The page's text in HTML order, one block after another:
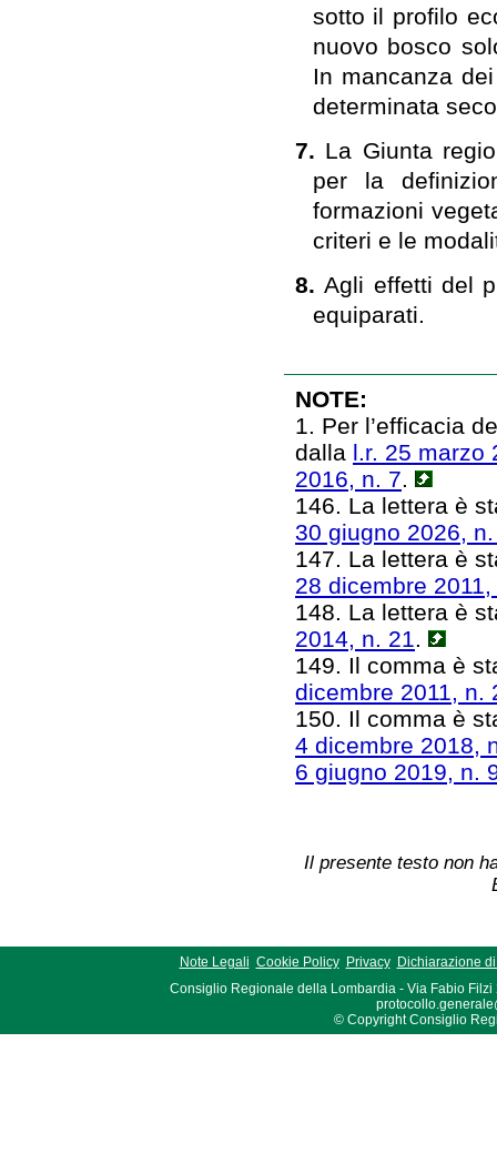
sotto il profilo
nuovo bosco
In mancanza
determinata
7. La Giunta
per la
formazioni
criteri e le
8.Agli effetti del
equiparati.
NOTE:
1. Per l’efficacia
dalla l.r. 25 marzo
2016, n. 7.
146. La lettera è
30 giugno 2026,
147. La lettera è
28 dicembre
148. La lettera è
2014, n. 21.
149. Il comma è
dicembre 2011, n.
150. Il comma è
4 dicembre 2018,
6 giugno 2019, n.
Il presente testo non
Note Legali Cookie Policy Privacy
Dichiarazione
Consiglio Regionale della Lombardia - Via Fabio Filzi
© Copyright Consiglio